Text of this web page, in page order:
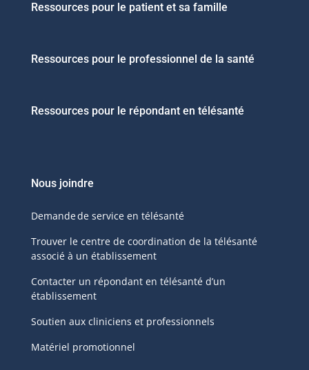
Ressources pour le patient et sa famille
Ressources pour le professionnel de la santé
Ressources pour le répondant en télésanté
Nous joindre
Demande de service en télésanté
Trouver le centre de coordination de la télésanté
associé à un établissement
Contacter un répondant en télésanté d’un
établissement
Soutien aux cliniciens et professionnels
Matériel promotionnel